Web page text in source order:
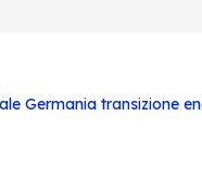
Germania transizione